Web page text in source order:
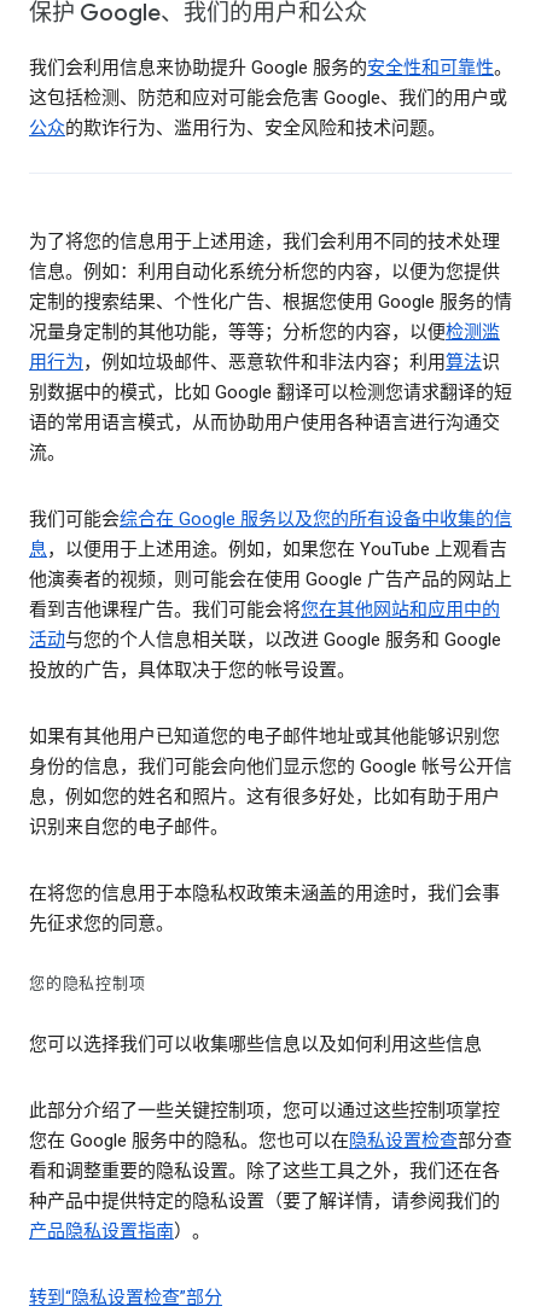
保护 Google、我们的用户和公众
我们会利用信息来协助提升 Google 服务的安全性和可靠性。
这包括检测、防范和应对可能会危害 Google、我们的用户或
公众的欺诈行为、滥用行为、安全风险和技术问题。
为了将您的信息用于上述用途，我们会利用不同的技术处理
信息。例如：利用自动化系统分析您的内容，以便为您提供
定制的搜索结果、个性化广告、根据您使用 Google 服务的情
况量身定制的其他功能，等等；分析您的内容，以便检测滥
用行为，例如垃圾邮件、恶意软件和非法内容；利用算法识
别数据中的模式，比如 Google 翻译可以检测您请求翻译的短
语的常用语言模式，从而协助用户使用各种语言进行沟通交
流。
我们可能会综合在 Google 服务以及您的所有设备中收集的信
息，以便用于上述用途。例如，如果您在 YouTube 上观看吉
他演奏者的视频，则可能会在使用 Google 广告产品的网站上
看到吉他课程广告。我们可能会将您在其他网站和应用中的
活动与您的个人信息相关联，以改进 Google 服务和 Google
投放的广告，具体取决于您的帐号设置。
如果有其他用户已知道您的电子邮件地址或其他能够识别您
身份的信息，我们可能会向他们显示您的 Google 帐号公开信
息，例如您的姓名和照片。这有很多好处，比如有助于用户
识别来自您的电子邮件。
在将您的信息用于本隐私权政策未涵盖的用途时，我们会事
先征求您的同意。
您的隐私控制项
您可以选择我们可以收集哪些信息以及如何利用这些信息
此部分介绍了一些关键控制项，您可以通过这些控制项掌控
您在 Google 服务中的隐私。您也可以在隐私设置检查部分查
看和调整重要的隐私设置。除了这些工具之外，我们还在各
种产品中提供特定的隐私设置（要了解详情，请参阅我们的
产品隐私设置指南）。
转到“隐私设置检查”部分